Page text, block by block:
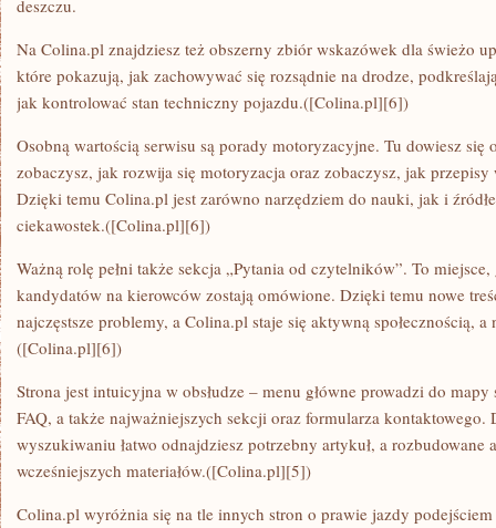
deszczu.
Na Colina.pl znajdziesz też obszerny zbiór wskazówek dla świeżo
które pokazują, jak zachowywać się rozsądnie na drodze,
jak kontrolować stan techniczny pojazdu.([Colina.pl][6])
Osobną wartością serwisu są porady motoryzacyjne. Tu dowiesz się
zobaczysz, jak rozwija się motoryzacja oraz zobaczysz, jak przepisy
Dzięki temu Colina.pl jest zarówno narzędziem do nauki, jak i
ciekawostek.([Colina.pl][6])
Ważną rolę pełni także sekcja „Pytania od czytelników”. To
kandydatów na kierowców zostają omówione. Dzięki temu nowe
najczęstsze problemy, a Colina.pl staje się aktywną społecznością,
([Colina.pl][6])
Strona jest intuicyjna w obsłudze – menu główne prowadzi do
FAQ, a także najważniejszych sekcji oraz formularza kontaktowego.
wyszukiwaniu łatwo odnajdziesz potrzebny artykuł, a
wcześniejszych materiałów.([Colina.pl][5])
Colina.pl wyróżnia się na tle innych stron o prawie jazdy